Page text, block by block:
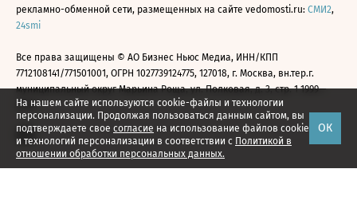
На нашем сайте используются cookie-файлы и технологии
персонализации. Продолжая пользоваться данным сайтом, вы
подтверждаете свое согласие на использование файлов cookie
и технологий персонализации в соответствии с Политикой в
отношении обработки персональных данных.
ОК
рекламно-обменной сети, размещенных на сайте vedomosti.ru: СМИ2,
24smi
Все права защищены © АО Бизнес Ньюс Медиа, ИНН/КПП
7712108141/771501001, ОГРН 1027739124775, 127018, г. Москва, вн.тер.г.
муниципальный округ Марьина Роща, ул. Полковая, д. 3, стр. 1 1999—
2026